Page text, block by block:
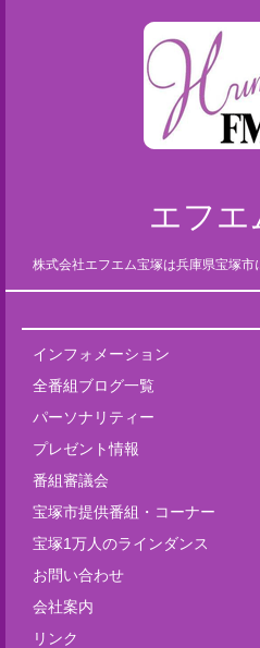
エフエ
株式会社エフエム宝塚は兵庫県宝塚市
インフォメーション
全番組ブログ一覧
パーソナリティー
プレゼント情報
番組審議会
宝塚市提供番組・コーナー
宝塚1万人のラインダンス
お問い合わせ
会社案内
リンク